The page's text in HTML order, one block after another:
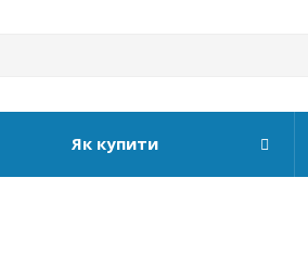
Як купити